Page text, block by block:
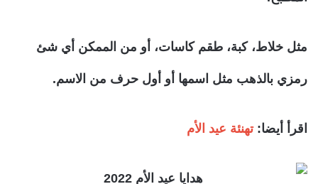
مثل خلاط، كبة، طقم كاسات، أو من الممكن أي شئ
رمزي بالذهب مثل اسمها أو أول حرف من الاسم.
اقرأ أيضا:تهنئة عيد الأم